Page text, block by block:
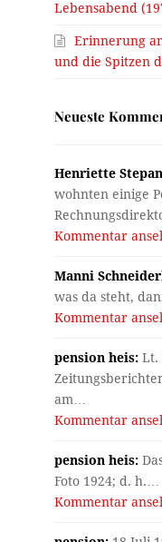
Lebensabend
Erinnerung
und die Spitzen
Neueste
Henriette
wohnten einige
Kommentar
Manni
was da steht,
Kommentar
pension heis: Lt.
am…
Kommentar
pension heis:
Foto 1924; d. h.…
Kommentar